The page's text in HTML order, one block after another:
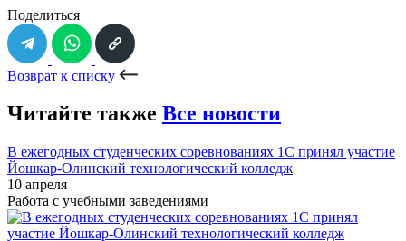
Поделиться
Возврат к списку
Читайте также Все новости
В ежегодных студенческих соревнованиях 1С принял участие
Йошкар-Олинский технологический колледж
10 апреля
Работа с учебными заведениями